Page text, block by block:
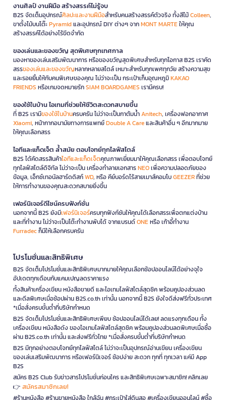
งานศิลป์ งานฝีมือ สร้างสรรค์ไม่รู้จบ
B2S จัดเต็มอุปกรณ์ศิลปะและงานฝีมือสำหรับคนสร้างสรรค์ตัวจริง ทั้งสีไม้Colleen,
ขาตั้งไม้บนโต๊ะPyramidและอุปกรณ์ DIY ต่างๆ จากMONT MARTEให้คุณ
สร้างสรรค์ได้อย่างไร้ขีดจำกัด
ของเล่นและของขวัญ สุดพิเศษทุกเทศกาล
มองหาของเล่นเสริมพัฒนาการ หรือของขวัญสุดพิเศษสำหรับทุกโอกาส B2S เราคัด
สรรของเล่นและของขวัญหลากหลายสไตล์ เหมาะสำหรับทุกเพศทุกวัย สร้างความสุข
และรอยยิ้มให้กับคนพิเศษของคุณ ไม่ว่าจะเป็น กระเป๋าเก็บอุณหภูมิKAKAO
FRIENDS หรือเกมจดหมายรักSIAM BOARDGAMES เรามีครบ!
ของใช้ในบ้าน ไอเทมที่ช่วยให้ชีวิตสะดวกสบายขึ้น
ที่ B2S เรามีของใช้ในบ้านครบครัน ไม่ว่าจะเป็นกาต้มน้ำAnitech, เครื่องฟอกอากาศ
Xiaomi, หน้ากากอนามัยทางการแพทย์Double A Careและสินค้าอื่น ๆ อีกมากมาย
ให้คุณเลือกสรร
ไอทีและแก็ดเจ็ต ล้ำสมัย ตอบโจทย์ทุกไลฟ์สไตล์
B2S ได้คัดสรรสินค้าไอทีและแก็ดเจ็ตคุณภาพเยี่ยมมาให้คุณเลือกสรร เพื่อตอบโจทย์
ทุกไลฟ์สไตล์ดิจิทัล ไม่ว่าจะเป็น เครื่องทำลายเอกสารNEOเพื่อความปลอดภัยของ
ข้อมูล, เอ็กซ์เทอนัลฮาร์ดดิสก์WD, หรือ คีย์บอร์ดไร้สายเมาส์คอมโบGEEZERที่ช่วย
ให้การทำงานของคุณสะดวกสบายยิ่งขึ้น
เฟอร์นิเจอร์ดีไซน์ครบฟังก์ชั่น
นอกจากนี้ B2S ยังมีเฟอร์นิเจอร์ครบทุกฟังก์ชันให้คุณได้เลือกสรรเพื่อตกแต่งบ้าน
และที่ทำงาน ไม่ว่าจะเป็นโต๊ะทำงานพับได้ จากแบรนด์ONEหรือ เก้าอี้ทำงาน
Furradecก็มีให้เลือกครบครัน
โปรโมชั่นและสิทธิพิเศษ
B2S จัดเต็มโปรโมชั่นและสิทธิพิเศษมากมายให้คุณเลือกช้อปออนไลน์ได้อย่างจุใจ
อัปเดตทุกเดือนกับแคมเปญลดราคาแรง
ทั้งสินค้าเครื่องเขียน หนังสือขายดี และไอเทมไลฟ์สไตล์สุดชิค พร้อมคูปองส่วนลด
และดีลพิเศษเมื่อช้อปผ่าน B2S.co.th เท่านั้น นอกจากนี้ B2S ยังใจดีส่งฟรีทั่วประเทศ
*เมื่อสั่งครบขั้นต่ำที่บริษัทกำหนด
B2S จัดเต็มโปรโมชั่นและสิทธิพิเศษเพียบ ช้อปออนไลน์ได้เลย! ลดแรงทุกเดือน ทั้ง
เครื่องเขียน หนังสือดัง ของไอเทมไลฟ์สไตล์สุดชิค พร้อมคูปองส่วนลดพิเศษเมื่อซื้อ
ผ่าน B2S.co.th เท่านั้น และส่งฟรีทั่วไทย *เมื่อสั่งครบขั้นต่ำที่บริษัทกำหนด
B2S มีทุกอย่างตอบโจทย์ทุกไลฟ์สไตล์ ไม่ว่าจะเป็นอุปกรณ์อ่านเขียน เครื่องเขียน
ของเล่นเสริมพัฒนาการ หรือเฟอร์นิเจอร์ ช้อปง่าย สะดวก ทุกที่ ทุกเวลา แค่มี App
B2S
สมัคร B2S Club รับข่าวสารโปรโมชั่นก่อนใคร และสิทธิพิเศษเฉพาะสมาชิก! คลิกเลย
👉 สมัครสมาชิกเลย!
#ร้านหนังสือ #ร้านขายหนังสือ ใกล้ฉัน #กระเป๋าใส่ดินสอ #เครื่องเขียนออนไลน์ #ซื้อ